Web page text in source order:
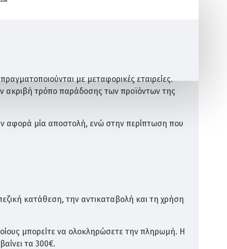
με μεταφορικές εταιρείες.
ακριβή τρόπο παράδοσης των προϊόντων της
αφορά μία αποστολή, ενώ στην περίπτωση που
κατάθεση, την αντικαταβολή και τη χρήση
μπορείτε να ολοκληρώσετε την πληρωμή. Η
τα 300€.